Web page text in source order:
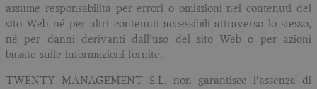
assume responsabilità per errori o omissioni nei contenuti del
sito Web né per altri contenuti accessibili attraverso lo stesso,
né per danni derivanti dall’uso del sito Web o per azioni
basate sulle informazioni fornite.
TWENTY MANAGEMENT S.L. non garantisce l’assenza di